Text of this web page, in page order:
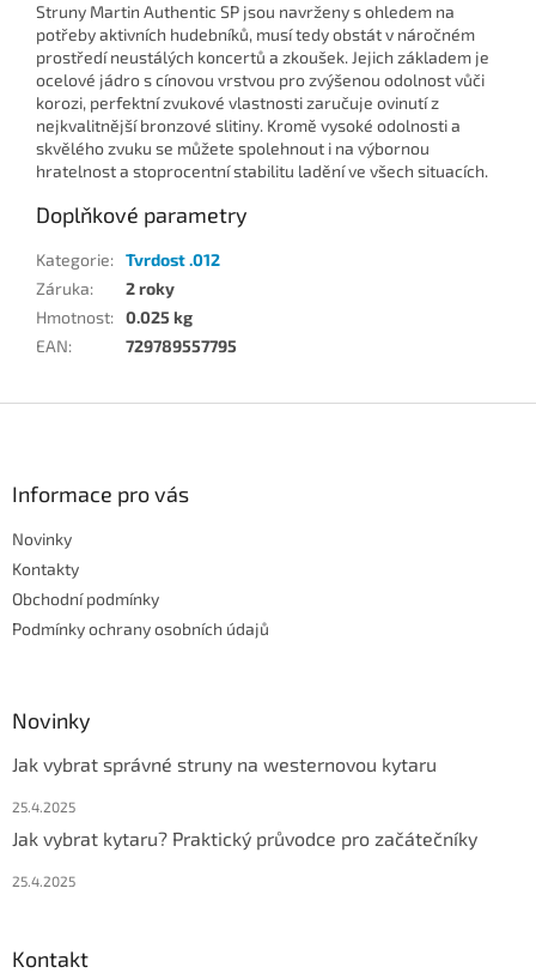
Struny Martin Authentic SP jsou navrženy s ohledem na
potřeby aktivních hudebníků, musí tedy obstát v náročném
prostředí neustálých koncertů a zkoušek. Jejich základem je
ocelové jádro s cínovou vrstvou pro zvýšenou odolnost vůči
korozi, perfektní zvukové vlastnosti zaručuje ovinutí z
nejkvalitnější bronzové slitiny. Kromě vysoké odolnosti a
skvělého zvuku se můžete spolehnout i na výbornou
hratelnost a stoprocentní stabilitu ladění ve všech situacích.
Doplňkové parametry
Kategorie: Tvrdost .012
Záruka:
2 roky
Hmotnost: 0.025 kg
EAN: 729789557795
Informace pro vás
Novinky
Kontakty
Obchodní podmínky
Podmínky ochrany osobních údajů
Novinky
Jak vybrat správné struny na westernovou kytaru
25.4.2025
Jak vybrat kytaru? Praktický průvodce pro začátečníky
25.4.2025
Kontakt